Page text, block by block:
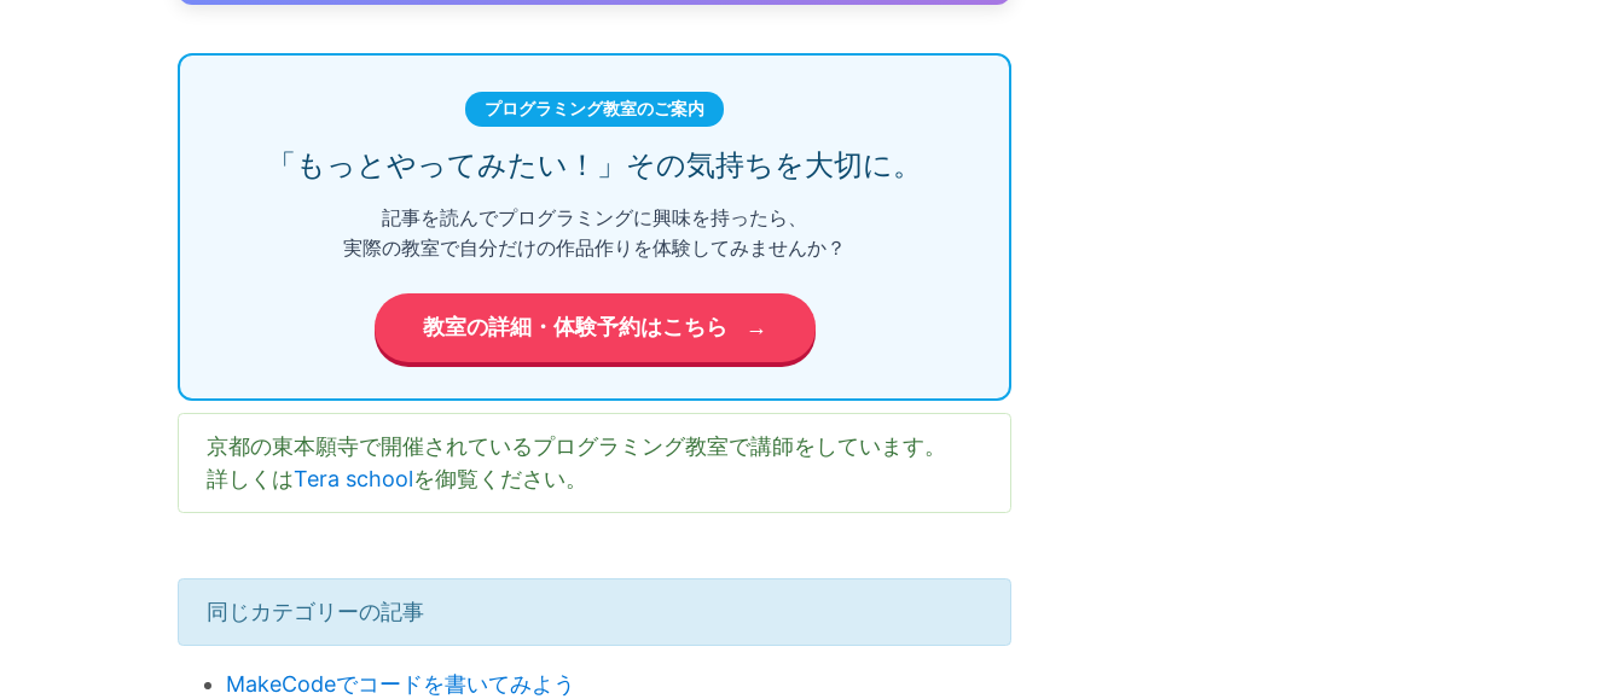
プログラミング教室のご案内
「もっとやってみたい！」 その気持ちを大切に。
記事を読んでプログラミングに興味を持ったら、
実際の教室で自分だけの作品作りを体験してみませんか？
教室の詳細・体験予約はこちら →
京都の東本願寺で開催されているプログラミング教室で講師をしています。
詳しくはTera schoolを御覧ください。
同じカテゴリーの記事
MakeCodeでコードを書いてみよう